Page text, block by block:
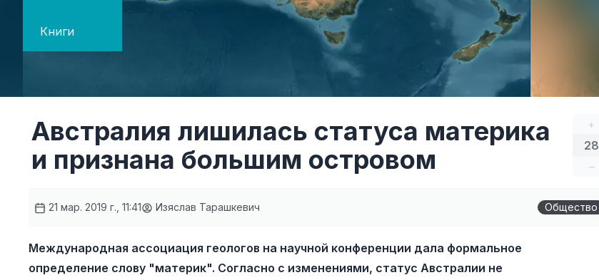
Книги
+
28
–
Австралия лишилась статуса материка
и признана большим островом
21 мар. 2019 г., 11:41 Изяслав Тарашкевич Общество
Международная ассоциация геологов на научной конференции дала формальное
определение слову "материк". Согласно с изменениями, статус Австралии не